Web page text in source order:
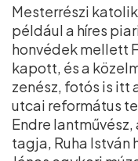
Mesterrészi
például a híres
honvédek mellett
kapott, és a
zenész, fotós is itt
utcai református
Endre
tagja, Ruha István